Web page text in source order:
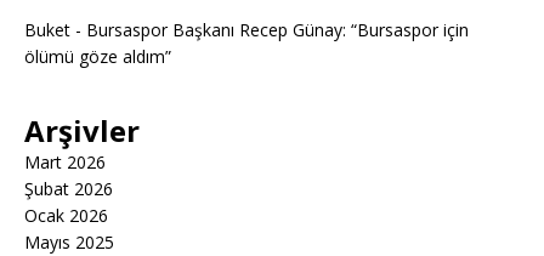
Buket - Bursaspor Başkanı Recep Günay: “Bursaspor için
ölümü göze aldım”
Arşivler
Mart 2026
Şubat 2026
Ocak 2026
Mayıs 2025